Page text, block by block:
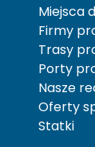
Miejsca
Firmy
Trasy
Porty
Nasze
Oferty
Statki